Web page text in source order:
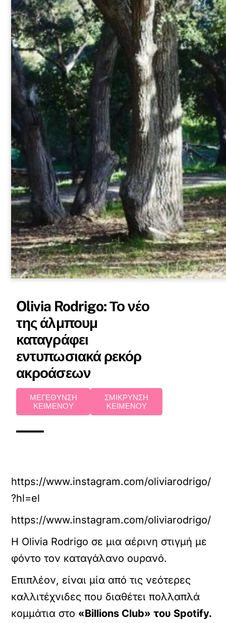
Olivia Rodrigo: Το νέο
της άλμπουμ
καταγράφει
εντυπωσιακά ρεκόρ
ακροάσεων
ΜΕΓΕΘΥΝΣΗ
ΚΕΙΜΕΝΟΥ
ΣΜΙΚΡΥΝΣΗ
ΚΕΙΜΕΝΟΥ
https://www.instagram.com/oliviarodrigo/
?hl=el
https://www.instagram.com/oliviarodrigo/
Η Olivia Rodrigo σε μια αέρινη στιγμή με
φόντο τον καταγάλανο ουρανό.
Επιπλέον, είναι μία από τις νεότερες
καλλιτέχνιδες που διαθέτει πολλαπλά
κομμάτια στο «Billions Club» του Spotify.